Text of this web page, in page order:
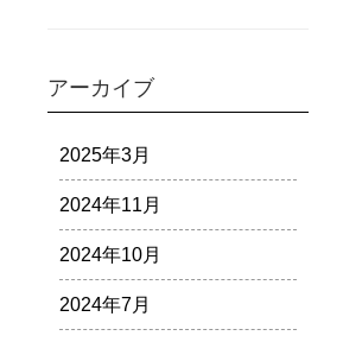
アーカイブ
2025年3月
2024年11月
2024年10月
2024年7月